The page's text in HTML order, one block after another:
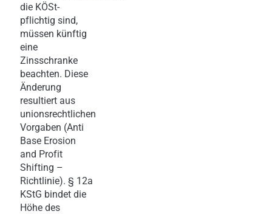
die KÖSt-
pflichtig sind,
müssen künftig
eine
Zinsschranke
beachten. Diese
Änderung
resultiert aus
unionsrechtlichen
Vorgaben (Anti
Base Erosion
and Profit
Shifting –
Richtlinie). § 12a
KStG bindet die
Höhe des